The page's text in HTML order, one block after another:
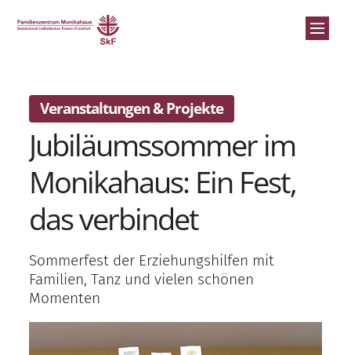
Veranstaltungen & Projekte:
Jubiläumssommer im
Monikahaus: Ein Fest,
das verbindet
Sommerfest der Erziehungshilfen mit
Familien, Tanz und vielen schönen
Momenten